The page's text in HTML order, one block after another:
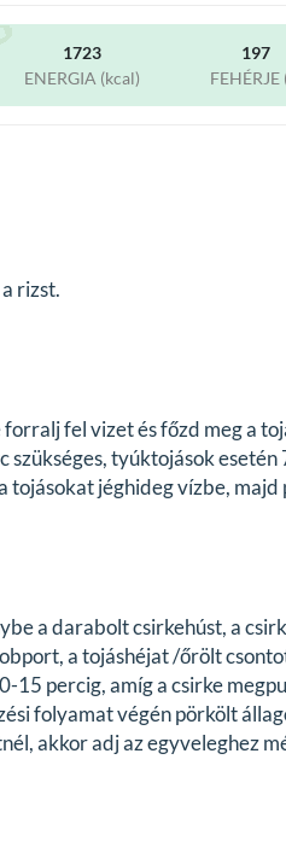
1723
ENERGIA (kcal)
197
FEHÉRJE
rizst.
fel vizet és főzd meg a
szükséges, tyúktojások esetén
tojásokat jéghideg vízbe, majd
a darabolt csirkehúst, a
a tojáshéjat /őrölt
15 percig, amíg a csirke
folyamat végén pörkölt
akkor adj az egyveleghez